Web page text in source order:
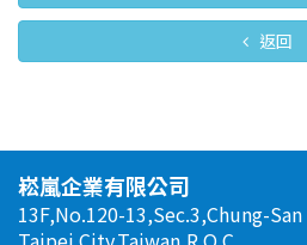
返回
崧嵐企業有限公司
13F,No.120-13,Sec.3,Chung-